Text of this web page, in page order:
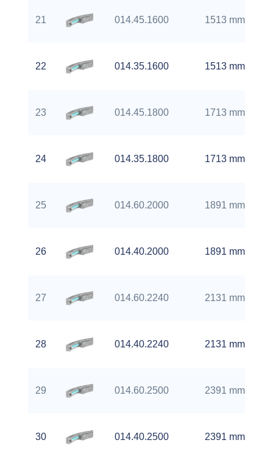
21 014.45.1600 1513 mm
22 014.35.1600 1513 mm
23 014.45.1800 1713 mm
24 014.35.1800 1713 mm
25 014.60.2000 1891 mm
26 014.40.2000 1891 mm
27 014.60.2240 2131 mm
28 014.40.2240 2131 mm
29 014.60.2500 2391 mm
30 014.40.2500 2391 mm